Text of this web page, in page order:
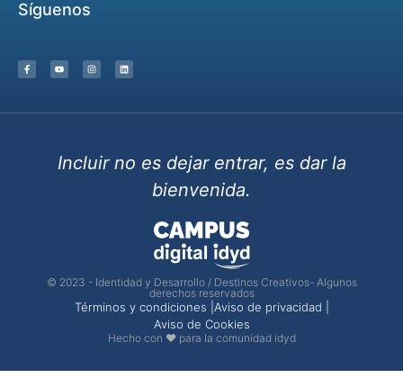
Síguenos
Incluir no es dejar entrar, es dar la
bienvenida.
© 2023 - Identidad y Desarrollo / Destinos Creativos- Algunos
derechos reservados
Términos y condiciones | Aviso de privacidad |
Aviso de Cookies
Hecho con ❤ para la comunidad idyd